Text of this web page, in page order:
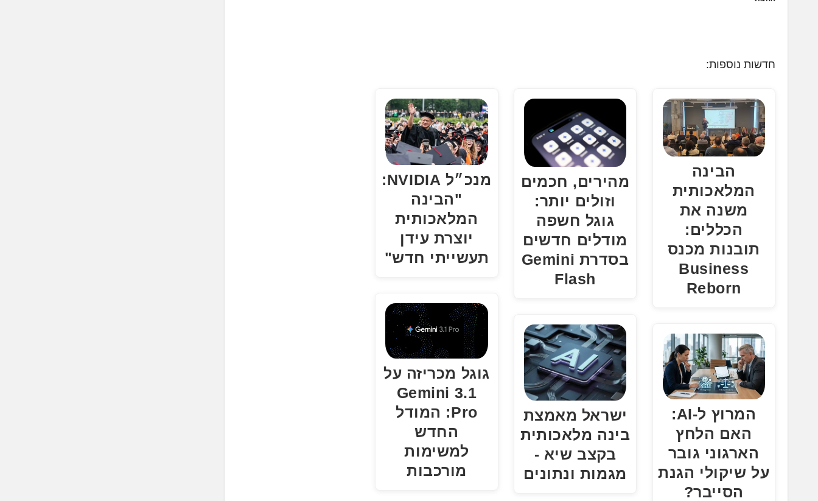
חדשות נוספות:
הבינה
המלאכותית
משנה את
הכללים:
תובנות מכנס
Business
Reborn
המרוץ ל-AI:
האם הלחץ
הארגוני גובר
על שיקולי הגנת
הסייבר?
מהירים, חכמים
וזולים יותר:
גוגל חשפה
מודלים חדשים
בסדרת Gemini
Flash
ישראל מאמצת
בינה מלאכותית
בקצב שיא -
מגמות ונתונים
מנכ״ל NVIDIA:
"הבינה
המלאכותית
יוצרת עידן
תעשייתי חדש"
גוגל מכריזה על
Gemini 3.1
Pro: המודל
החדש
למשימות
מורכבות